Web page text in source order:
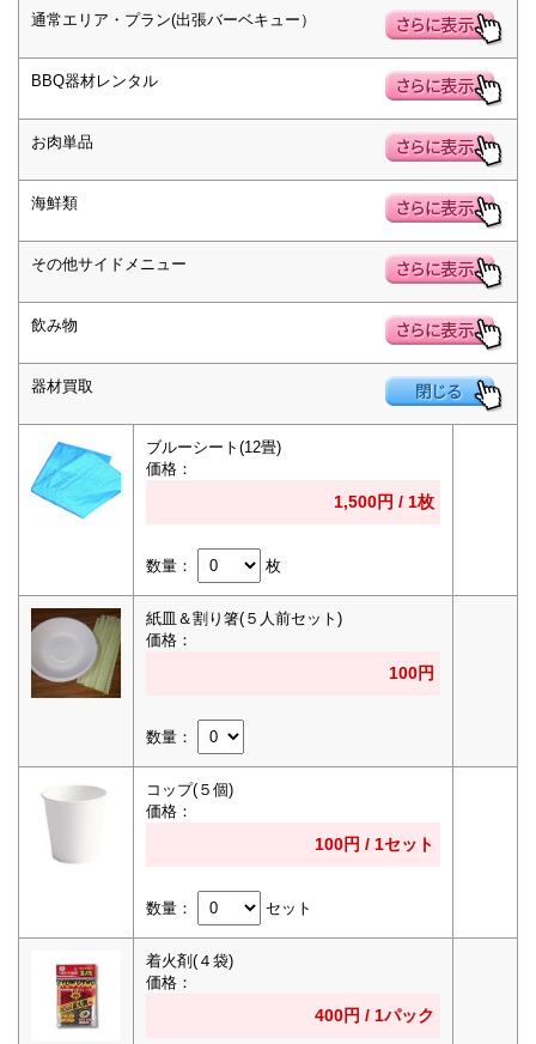
通常エリア・プラン(出張バーベキュー）
BBQ器材レンタル
お肉単品
海鮮類
その他サイドメニュー
飲み物
器材買取
ブルーシート(12畳)
価格：
1,500円 / 1枚
数量： 枚
紙皿＆割り箸(５人前セット)
価格：
100円
数量：
コップ(５個)
価格：
100円 / 1セット
数量： セット
着火剤(４袋)
価格：
400円 / 1パック